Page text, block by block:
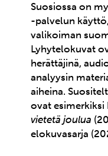
Suosiossa on
-palvelun
valikoiman
Lyhytelokuvat
herättäjinä,
analyysin
aiheina.
ovat esimerkiksi
vietetä joulua
elokuvasarja